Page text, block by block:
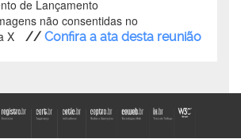
de Lançamento
não consentidas no
X
// Confira a ata desta reunião